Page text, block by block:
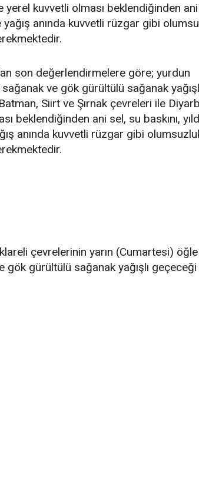
yerel kuvvetli olması beklendiğinden
yağış anında kuvvetli rüzgar gibi
son değerlendirmelere göre; yurdun
ve gök gürültülü sağanak
Siirt ve Şırnak çevreleri ile
beklendiğinden ani sel, su baskını,
anında kuvvetli rüzgar gibi
çevrelerinin yarın (Cumartesi) öğle
gürültülü sağanak yağışlı